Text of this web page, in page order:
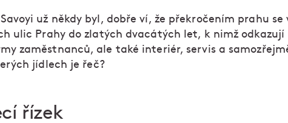
Savoyi už někdy byl, dobře ví, že překročením prahu se
ulic Prahy do zlatých dvacátých let, k nimž odkazují
zaměstnanců, ale také interiér, servis a
jídlech je řeč?
řízek